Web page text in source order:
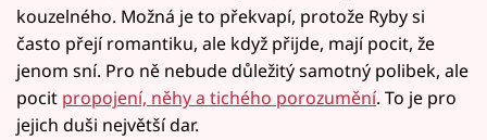
kouzelného. Možná je to překvapí, protože Ryby si
často přejí romantiku, ale když přijde, mají pocit, že
jenom sní. Pro ně nebude důležitý samotný polibek, ale
pocit propojení, něhy a tichého porozumění. To je pro
jejich duši největší dar.